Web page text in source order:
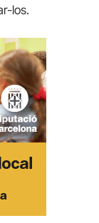
los.